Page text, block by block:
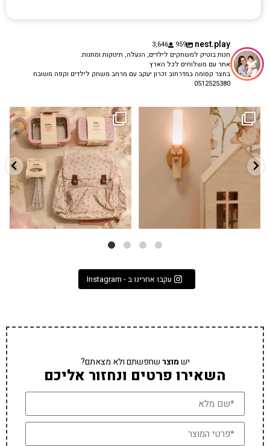
nest.play
959
3,646
חנות בוטיק למשחקים לילדים, הנעלה, תינוקות ומתנות.
אתר עם משלוחים לכל הארץ
בחצר קסומה במדרחוב זכרון יעקב עם מרחב משחק לילדים וקפה משובח
0512525380
✨ חוזרים למסגרת בסטייל! ✨
הקולקציה החדשה...
9 4
גם פריט עיצובי לחדר, גם מנורת לילה
...
3 0
עקבו אחרינו ב - Instagram
ישמוצרשחפשתם ולא מצאתם?
השאירו פרטים ונחזור אליכם